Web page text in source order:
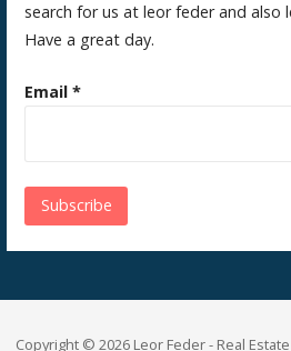
search for us at leor feder and also
Have a great day.
Email*
Copyright © 2026 Leor Feder - Real